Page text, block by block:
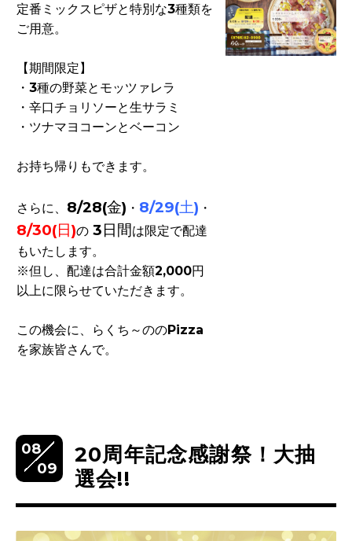
定番ミックスピザと特別な3種類を
ご用意。
【期間限定】
・3種の野菜とモッツァレラ
・辛口チョリソーと生サラミ
・ツナマヨコーンとベーコン
お持ち帰りもできます。
さらに、 8/28(金) ・ 8/29(土) ・
8/30(日)の 3日間は限定で配達
もいたします。
※但し、配達は合計金額2,000円
以上に限らせていただきます。
この機会に、らくち～ののPizza
を家族皆さんで。
08
09
20周年記念感謝祭！大抽
選会!!